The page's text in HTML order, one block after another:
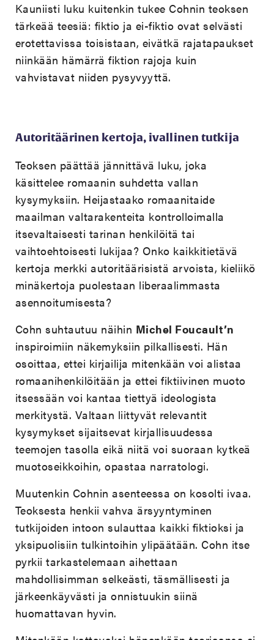
Kauniisti luku kuitenkin tukee Cohnin teoksen
tärkeää teesiä: fiktio ja ei-fiktio ovat selvästi
erotettavissa toisistaan, eivätkä rajatapaukset
niinkään hämärrä fiktion rajoja kuin
vahvistavat niiden pysyvyyttä.
Autoritäärinen kertoja, ivallinen tutkija
Teoksen päättää jännittävä luku, joka
käsittelee romaanin suhdetta vallan
kysymyksiin. Heijastaako romaanitaide
maailman valtarakenteita kontrolloimalla
itsevaltaisesti tarinan henkilöitä tai
vaihtoehtoisesti lukijaa? Onko kaikkitietävä
kertoja merkki autoritäärisistä arvoista, kieliikö
minäkertoja puolestaan liberaalimmasta
asennoitumisesta?
Cohn suhtautuu näihin Michel Foucault’n
inspiroimiin näkemyksiin pilkallisesti. Hän
osoittaa, ettei kirjailija mitenkään voi alistaa
romaanihenkilöitään ja ettei fiktiivinen muoto
itsessään voi kantaa tiettyä ideologista
merkitystä. Valtaan liittyvät relevantit
kysymykset sijaitsevat kirjallisuudessa
teemojen tasolla eikä niitä voi suoraan kytkeä
muotoseikkoihin, opastaa narratologi.
Muutenkin Cohnin asenteessa on kosolti ivaa.
Teoksesta henkii vahva ärsyyntyminen
tutkijoiden intoon sulauttaa kaikki fiktioksi ja
yksipuolisiin tulkintoihin ylipäätään. Cohn itse
pyrkii tarkastelemaan aihettaan
mahdollisimman selkeästi, täsmällisesti ja
järkeenkäyvästi ja onnistuukin siinä
huomattavan hyvin.